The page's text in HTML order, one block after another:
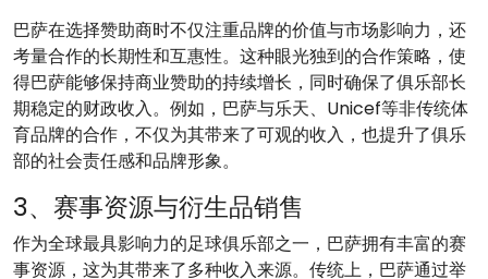
巴萨在选择赞助商时不仅注重品牌的价值与市场影响力，还
考量合作的长期性和互惠性。这种眼光独到的合作策略，使
得巴萨能够保持商业赞助的持续增长，同时确保了俱乐部长
期稳定的财政收入。例如，巴萨与乐天、Unicef等非传统体
育品牌的合作，不仅为其带来了可观的收入，也提升了俱乐
部的社会责任感和品牌形象。
3、赛事资源与衍生品销售
作为全球最具影响力的足球俱乐部之一，巴萨拥有丰富的赛
事资源，这为其带来了多种收入来源。传统上，巴萨通过举